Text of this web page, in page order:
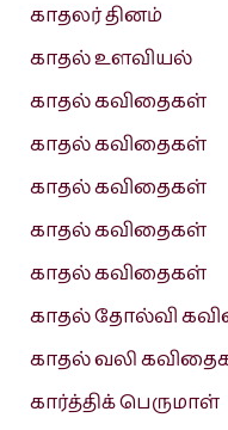
காதலர் தினம்
காதல் உளவியல்
காதல் கவிதைகள்
காதல் கவிதைகள்
காதல் கவிதைகள்
காதல் கவிதைகள்
காதல் கவிதைகள்
காதல் தோல்வி
காதல் வலி
கார்த்திக் பெருமாள்